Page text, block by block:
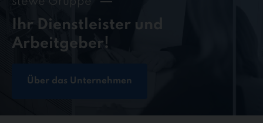
Ihr Dienstleister und
Arbeitgeber!
Über das Unternehmen